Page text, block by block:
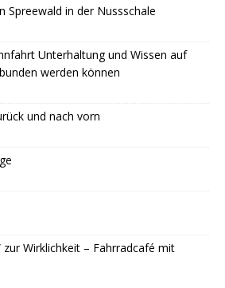
Spreewald in der Nussschale
Unterhaltung und Wissen auf
werden können
und nach vorn
zur Wirklichkeit – Fahrradcafé mit